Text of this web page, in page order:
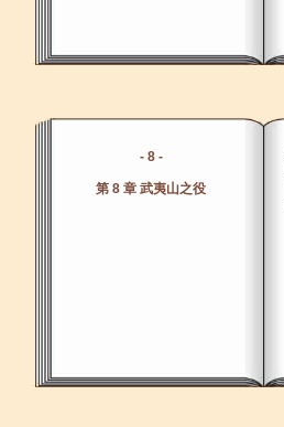
- 8 -
第 8 章 武夷山之役